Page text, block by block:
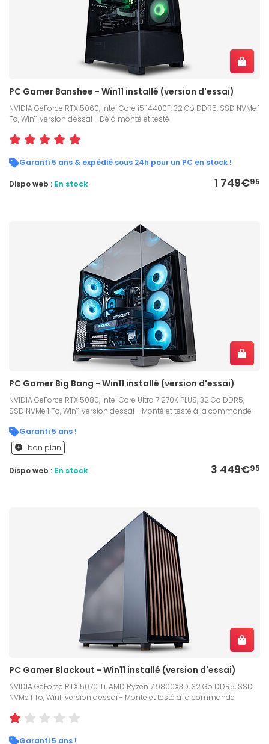
PC Gamer Banshee - Win11 installé (version d'essai)
NVIDIA GeForce RTX 5060, Intel Core i5 14400F, 32 Go DDR5, SSD NVMe 1
To, Win11 version d'essai - Déjà monté et testé
Garanti 5 ans & expédié sous 24h pour un PC en stock !
1 749€95
Dispo web : En stock
PC Gamer Big Bang - Win11 installé (version d'essai)
NVIDIA GeForce RTX 5080, Intel Core Ultra 7 270K PLUS, 32 Go DDR5,
SSD NVMe 1 To, Win11 version d'essai - Monté et testé à la commande
Garanti 5 ans !
1 bon plan
3 449€95
Dispo web : En stock
PC Gamer Blackout - Win11 installé (version d'essai)
NVIDIA GeForce RTX 5070 Ti, AMD Ryzen 7 9800X3D, 32 Go DDR5, SSD
NVMe 1 To, Win11 version d'essai - Monté et testé à la commande
Garanti 5 ans !